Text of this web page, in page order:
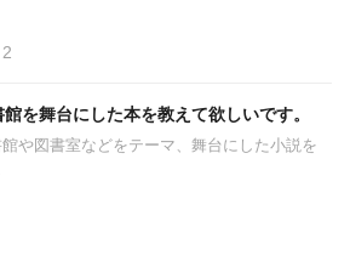
2
館を舞台にした本を教えて欲しいです。
館や図書室などをテーマ、舞台にした小説を